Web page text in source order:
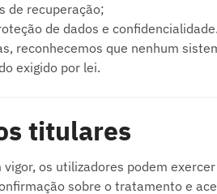
de recuperação;
de dados e confidencialidade.
reconhecemos que nenhum
exigido por lei.
titulares
os utilizadores podem
sobre o tratamento e